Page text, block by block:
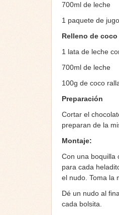
700ml de leche
1 paquete de
Relleno de
1 lata de leche
700ml de leche
100g de coco
Preparación
Cortar el
preparan de la
Montaje:
Con una boquilla
para cada
el nudo. Toma la
Dé un nudo al
cada bolsita.